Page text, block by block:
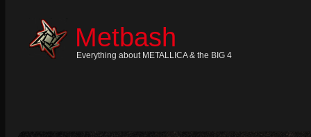
Metbash
Everything about METALLICA & the BIG 4